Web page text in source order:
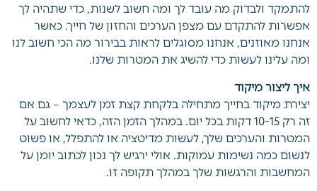
להתמקד ולבדוק מה עובד לך ומה חשוב לשנות, כדי שתהיה לך
אפשרות להתקדם עם מצפן הערכים והחזון של חייך. כאשר
אנחנו מאוזנים, אנחנו מסוגלים לראות בבירור מה הכי חשוב לנו
ומה עלינו לעשות כדי להשיג את המטרות שלנו.
איך ליצור מיקוד
יצירת מיקוד בחייך מתחילה בלקחת קצת זמן לעצמך – גם אם
זה רק 10-15 דקות בכל יום. במהלך הזמן הזה, כדאי לחשוב על
המטרות והערכים שלך, לעשות מדיטציה או להתפלל, או פשוט
לנשום כמה נשימות עמוקות. אולי ירגיש לך נכון לכתוב יומן על
המחשבות והרגשות שלך במהלך תקופה זו.